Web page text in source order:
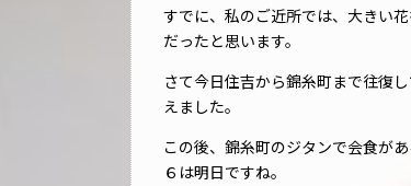
すでに、私のご近所では、大きい
だったと思います。
さて今日住吉から錦糸町まで往復
えました。
この後、錦糸町のジタンで会食が
６は明日ですね。